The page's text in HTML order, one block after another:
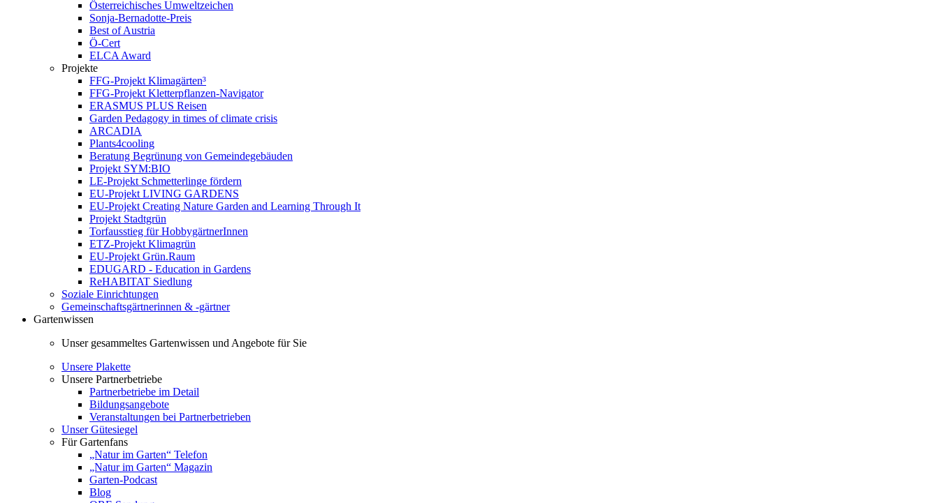
Österreichisches Umweltzeichen
Sonja-Bernadotte-Preis
Best of Austria
Ö-Cert
ELCA Award
Projekte
FFG-Projekt Klimagärten³
FFG-Projekt Kletterpflanzen-Navigator
ERASMUS PLUS Reisen
Garden Pedagogy in times of climate crisis
ARCADIA
Plants4cooling
Beratung Begrünung von Gemeindegebäuden
Projekt SYM:BIO
LE-Projekt Schmetterlinge fördern
EU-Projekt LIVING GARDENS
EU-Projekt Creating Nature Garden and Learning Through It
Projekt Stadtgrün
Torfausstieg für HobbygärtnerInnen
ETZ-Projekt Klimagrün
EU-Projekt Grün.Raum
EDUGARD - Education in Gardens
ReHABITAT Siedlung
Soziale Einrichtungen
Gemeinschaftsgärtnerinnen & -gärtner
Gartenwissen
Unser gesammeltes Gartenwissen und Angebote für Sie
Unsere Plakette
Unsere Partnerbetriebe
Partnerbetriebe im Detail
Bildungsangebote
Veranstaltungen bei Partnerbetrieben
Unser Gütesiegel
Für Gartenfans
„Natur im Garten“ Telefon
„Natur im Garten“ Magazin
Garten-Podcast
Blog